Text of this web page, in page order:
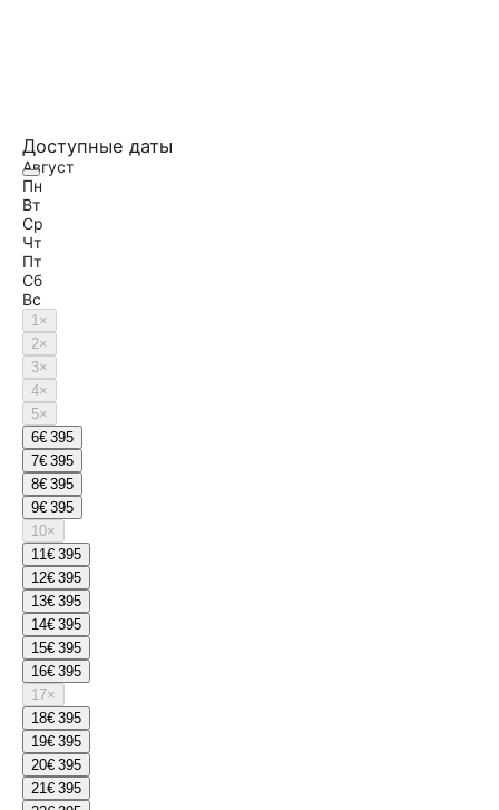
Доступные даты
Август
Пн
Вт
Ср
Чт
Пт
Сб
Вс
1×
2×
3×
4×
5×
6€ 395
7€ 395
8€ 395
9€ 395
10×
11€ 395
12€ 395
13€ 395
14€ 395
15€ 395
16€ 395
17×
18€ 395
19€ 395
20€ 395
21€ 395